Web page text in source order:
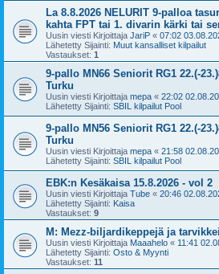
La 8.8.2026 NELURIT 9-palloa
kahta FPT tai 1. divarin kärki tai
Uusin viesti Kirjoittaja JariP « 07:02
Lähetetty Sijainti: Muut kansalliset kilpailut
Vastaukset: 1
9-pallo MN66 Seniorit RG1 22.(-
Turku
Uusin viesti Kirjoittaja mepa « 22:02
Lähetetty Sijainti: SBIL kilpailut Pool
9-pallo MN56 Seniorit RG1 22.(-
Turku
Uusin viesti Kirjoittaja mepa « 21:58
Lähetetty Sijainti: SBIL kilpailut Pool
EBK:n Kesäkaisa 15.8.2026 - vol 2
Uusin viesti Kirjoittaja Tube « 20:46
Lähetetty Sijainti: Kaisa
Vastaukset: 9
M: Mezz-biljardikeppejä ja
Uusin viesti Kirjoittaja Maaahelo « 11:41
Lähetetty Sijainti: Osto & Myynti
Vastaukset: 11